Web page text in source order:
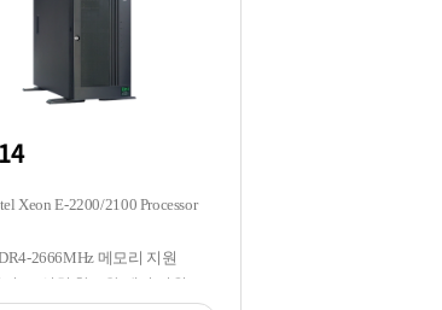
Xeon E-2200/2100 Processor
2666MHz 메모리 지원
의 3.5인치 핫스왑 베이 지원